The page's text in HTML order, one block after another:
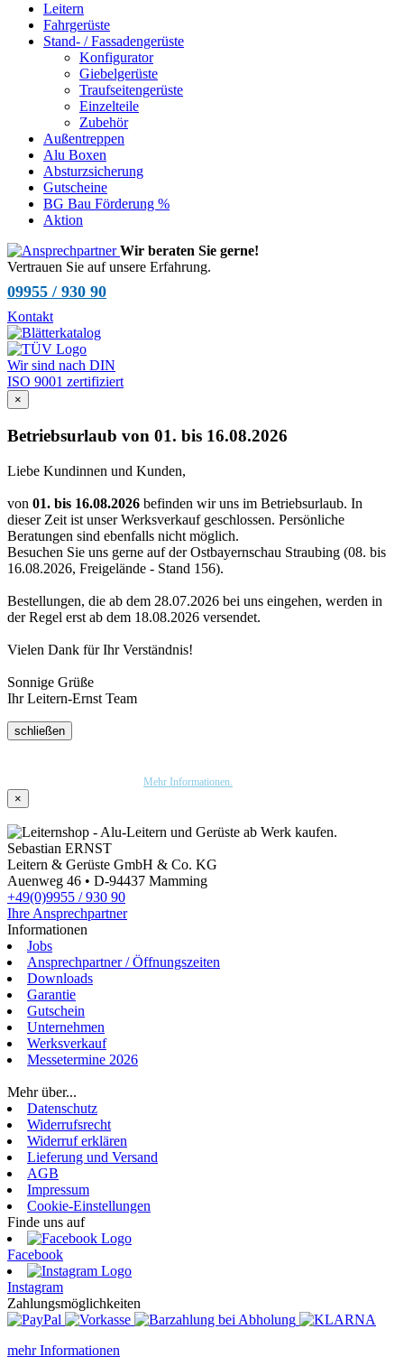
Leitern
Fahrgerüste
Stand- / Fassadengerüste
Konfigurator
Giebelgerüste
Traufseitengerüste
Einzelteile
Zubehör
Außentreppen
Alu Boxen
Absturzsicherung
Gutscheine
BG Bau Förderung %
Aktion
Wir beraten Sie gerne!
Vertrauen Sie auf unsere Erfahrung.
09955 / 930 90
Kontakt
Wir sind nach DIN
ISO 9001 zertifiziert
×
Betriebsurlaub von 01. bis 16.08.2026
Liebe Kundinnen und Kunden,
von 01. bis 16.08.2026 befinden wir uns im Betriebsurlaub. In
dieser Zeit ist unser Werksverkauf geschlossen. Persönliche
Beratungen sind ebenfalls nicht möglich.
Besuchen Sie uns gerne auf der Ostbayernschau Straubing (08. bis
16.08.2026, Freigelände - Stand 156).
Bestellungen, die ab dem 28.07.2026 bei uns eingehen, werden in
der Regel erst ab dem 18.08.2026 versendet.
Vielen Dank für Ihr Verständnis!
Sonnige Grüße
Ihr Leitern-Ernst Team
schließen
Mehr Informationen.
×
Sebastian ERNST
Leitern & Gerüste GmbH & Co. KG
Auenweg 46 • D-94437 Mamming
+49(0)9955 / 930 90
Ihre Ansprechpartner
Informationen
Jobs
Ansprechpartner / Öffnungszeiten
Downloads
Garantie
Gutschein
Unternehmen
Werksverkauf
Messetermine 2026
Mehr über...
Datenschutz
Widerrufsrecht
Widerruf erklären
Lieferung und Versand
AGB
Impressum
Cookie-Einstellungen
Finde uns auf
Facebook
Instagram
Zahlungsmöglichkeiten
mehr Informationen